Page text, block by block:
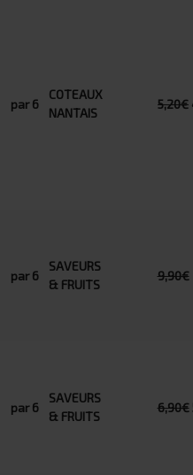
par 6
COTEAUX
NANTAIS
5,20€
par 6
SAVEURS
& FRUITS
9,90€
par 6
SAVEURS
& FRUITS
6,90€